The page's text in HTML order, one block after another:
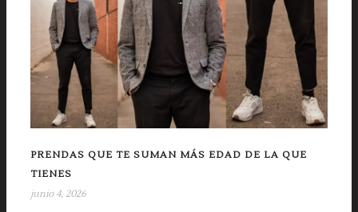
PRENDAS QUE TE SUMAN MÁS EDAD DE LA QUE
TIENES
junio 4, 2026